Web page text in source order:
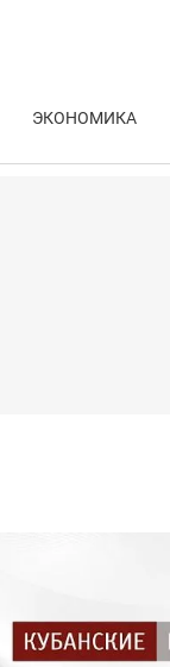
ЭКОНОМИКА